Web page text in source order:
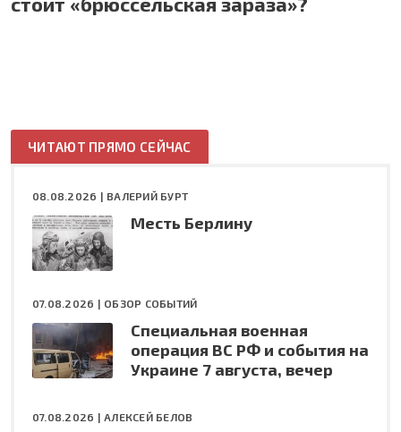
ЧИТАЮТ ПРЯМО СЕЙЧАС
08.08.2026 | ВАЛЕРИЙ БУРТ
Месть Берлину
07.08.2026 | ОБЗОР СОБЫТИЙ
Специальная военная
операция ВС РФ и события на
Украине 7 августа, вечер
07.08.2026 |АЛЕКСЕЙ БЕЛОВ